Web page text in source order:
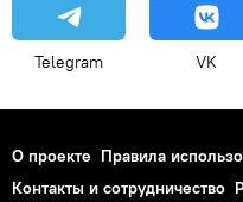
Telegram VK
О проекте Правила
Контакты и сотрудничество